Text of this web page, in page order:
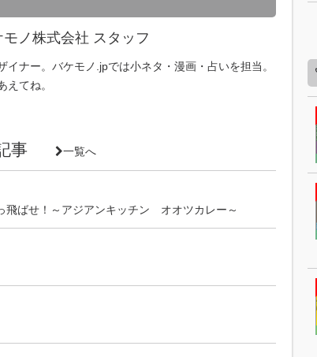
モノ株式会社 スタッフ
イナー。バケモノ.jpでは小ネタ・漫画・占いを担当。
えてね。
事 一覧へ
飛ばせ！～アジアンキッチン オオツカレー～